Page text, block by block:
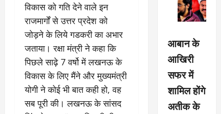
विकास को गति देने वाले इन
राजमार्गों से उत्तर प्रदेश को
जोड़ने के लिये गडकरी का अभार
जताया। रक्षा मंत्री ने कहा कि
पिछले साढ़े 7 वर्षो में लखनऊ के
विकास के लिए मैंने और मुख्यमंत्री
योगी ने कोई भी बात कही हो, वह
सब पूरी की। लखनऊ के सांसद
आबान के
आखिरी
सफर में
शामिल होंगे
अतीक के